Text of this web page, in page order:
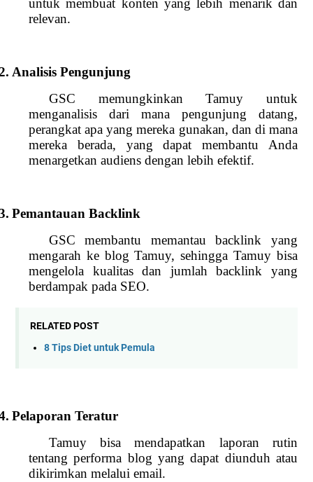
untuk membuat konten yang lebih menarik dan
relevan.
Analisis Pengunjung
GSC memungkinkan Tamuy untuk
menganalisis dari mana pengunjung datang,
perangkat apa yang mereka gunakan, dan di mana
mereka berada, yang dapat membantu Anda
menargetkan audiens dengan lebih efektif.
Pemantauan Backlink
GSC membantu memantau backlink yang
mengarah ke blog Tamuy, sehingga Tamuy bisa
mengelola kualitas dan jumlah backlink yang
berdampak pada SEO.
RELATED POST
8 Tips Diet untuk Pemula
Pelaporan Teratur
Tamuy bisa mendapatkan laporan rutin
tentang performa blog yang dapat diunduh atau
dikirimkan melalui email.